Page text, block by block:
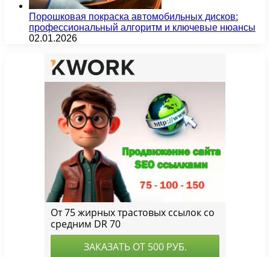
Порошковая покраска автомобильных дисков:
профессиональный алгоритм и ключевые нюансы
02.01.2026